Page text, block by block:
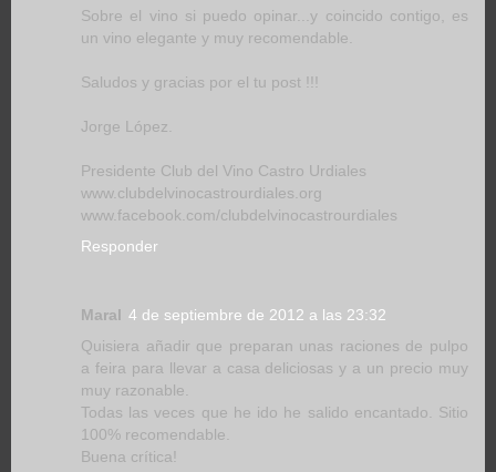
Sobre el vino si puedo opinar...y coincido contigo, es
un vino elegante y muy recomendable.
Saludos y gracias por el tu post !!!
Jorge López.
Presidente Club del Vino Castro Urdiales
www.clubdelvinocastrourdiales.org
www.facebook.com/clubdelvinocastrourdiales
Responder
Maral 4 de septiembre de 2012 a las 23:32
Quisiera añadir que preparan unas raciones de pulpo
a feira para llevar a casa deliciosas y a un precio muy
muy razonable.
Todas las veces que he ido he salido encantado. Sitio
100% recomendable.
Buena crítica!